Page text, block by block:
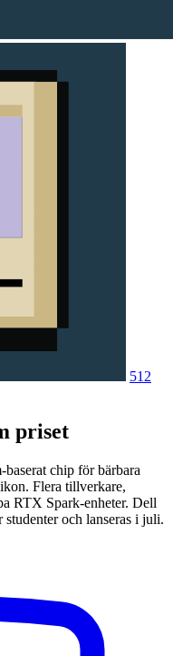
512
priset
chip för bärbara
Flera tillverkare,
RTX Spark-enheter. Dell
och lanseras i juli.